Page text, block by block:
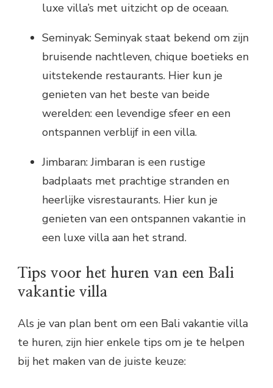
luxe villa’s met uitzicht op de oceaan.
Seminyak: Seminyak staat bekend om zijn
bruisende nachtleven, chique boetieks en
uitstekende restaurants. Hier kun je
genieten van het beste van beide
werelden: een levendige sfeer en een
ontspannen verblijf in een villa.
Jimbaran: Jimbaran is een rustige
badplaats met prachtige stranden en
heerlijke visrestaurants. Hier kun je
genieten van een ontspannen vakantie in
een luxe villa aan het strand.
Tips voor het huren van een Bali
vakantie villa
Als je van plan bent om een Bali vakantie villa
te huren, zijn hier enkele tips om je te helpen
bij het maken van de juiste keuze: